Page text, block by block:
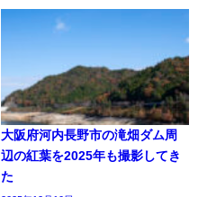
大阪府河内長野市の滝畑ダム周
辺の紅葉を2025年も撮影してき
た